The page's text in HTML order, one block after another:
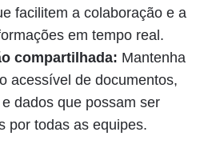
facilitem a colaboração e a
em tempo real.
compartilhada: Mantenha
acessível de documentos,
dados que possam ser
por todas as equipes.